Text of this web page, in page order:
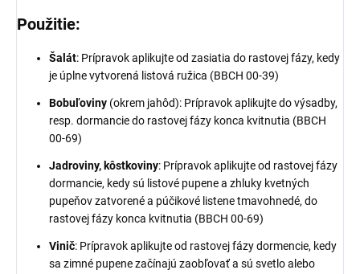
Použitie:
Šalát: Prípravok aplikujte od zasiatia do rastovej fázy, kedy
je úplne vytvorená listová ružica (BBCH 00-39)
Bobuľoviny (okrem jahôd): Prípravok aplikujte do výsadby,
resp. dormancie do rastovej fázy konca kvitnutia (BBCH
00-69)
Jadroviny, kôstkoviny: Prípravok aplikujte od rastovej fázy
dormancie, kedy sú listové pupene a zhluky kvetných
pupeňov zatvorené a púčikové listene tmavohnedé, do
rastovej fázy konca kvitnutia (BBCH 00-69)
Vinič: Prípravok aplikujte od rastovej fázy dormencie, kedy
sa zimné pupene začínajú zaobľovať a sú svetlo alebo